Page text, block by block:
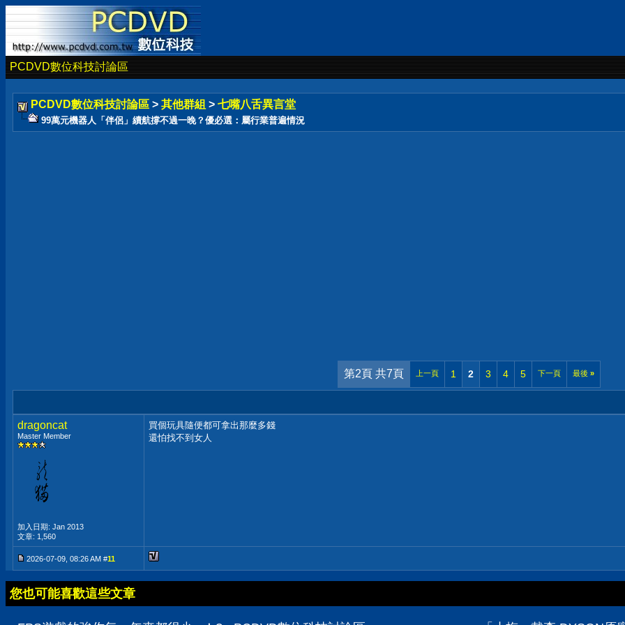
PCDVD數位科技討論區
PCDVD數位科技討論區 > 其他群組 > 七嘴八舌異言堂
99萬元機器人「伴侶」續航撐不過一晚？優必選：屬行業普遍情況
第2頁 共7頁 上一頁 1 2 3 4 5 下一頁 最後 »
dragoncat
Master Member
加入日期: Jan 2013
文章: 1,560
買個玩具隨便都可拿出那麼多錢
還怕找不到女人
2026-07-09, 08:26 AM #11
您也可能喜歡這些文章